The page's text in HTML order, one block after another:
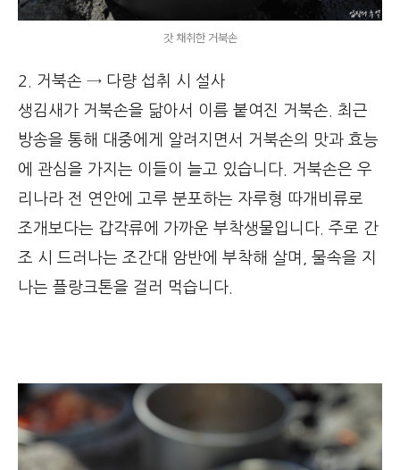
갓 채취한 거북손
2. 거북손 → 다량 섭취 시 설사
생김새가 거북손을 닮아서 이름 붙여진 거북손. 최근
방송을 통해 대중에게 알려지면서 거북손의 맛과 효능
에 관심을 가지는 이들이 늘고 있습니다. 거북손은 우
리나라 전 연안에 고루 분포하는 자루형 따개비류로
조개보다는 갑각류에 가까운 부착생물입니다. 주로 간
조 시 드러나는 조간대 암반에 부착해 살며, 물속을 지
나는 플랑크톤을 걸러 먹습니다.